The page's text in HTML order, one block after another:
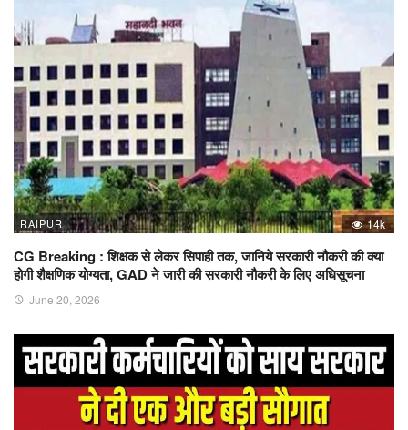
RAIPUR 14k
CG Breaking : शिक्षक से लेकर सिपाही तक, जानिये सरकारी नौकरी की क्या
होगी शैक्षणिक योग्यता, GAD ने जारी की सरकारी नौकरी के लिए अधिसूचना
June 20, 2026